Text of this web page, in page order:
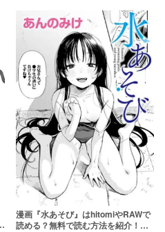
漫画『水あそび』はhitomiやRAWで
読める？無料で読む方法を紹介！